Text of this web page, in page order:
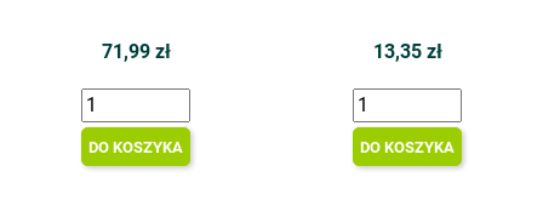
71,99 zł
DO KOSZYKA
13,35 zł
DO KOSZYKA